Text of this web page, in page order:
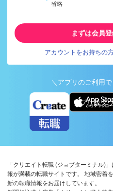
省略
まずは会員登
アカウントをお持ちの
＼アプリのご利用
アプリ版ダ
「クリエイト転職 (ジョブターミナル)
報が満載の転職サイトです。 地域密着
新の転職情報をお届けしています。